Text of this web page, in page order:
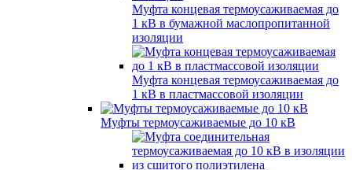
Муфта концевая термоусаживаемая до
1 кВ в бумажной маслопропитанной
изоляции
Муфта концевая термоусаживаемая до
1 кВ в пластмассовой изоляции
Муфты термоусаживаемые до 10 кВ